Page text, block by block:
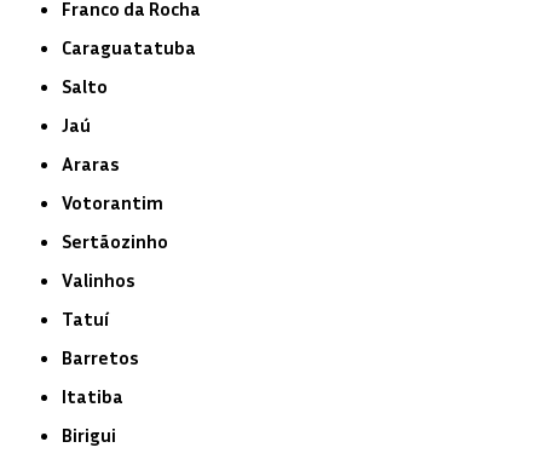
Franco da Rocha
Caraguatatuba
Salto
Jaú
Araras
Votorantim
Sertãozinho
Valinhos
Tatuí
Barretos
Itatiba
Birigui